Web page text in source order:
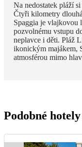
Na nedostatek pláží
Čtyři kilometry
Spaggia je
pozvolnému vstupu
neplavce i děti. Pláž
ikonickým majákem,
atmosférou mimo
Podobné